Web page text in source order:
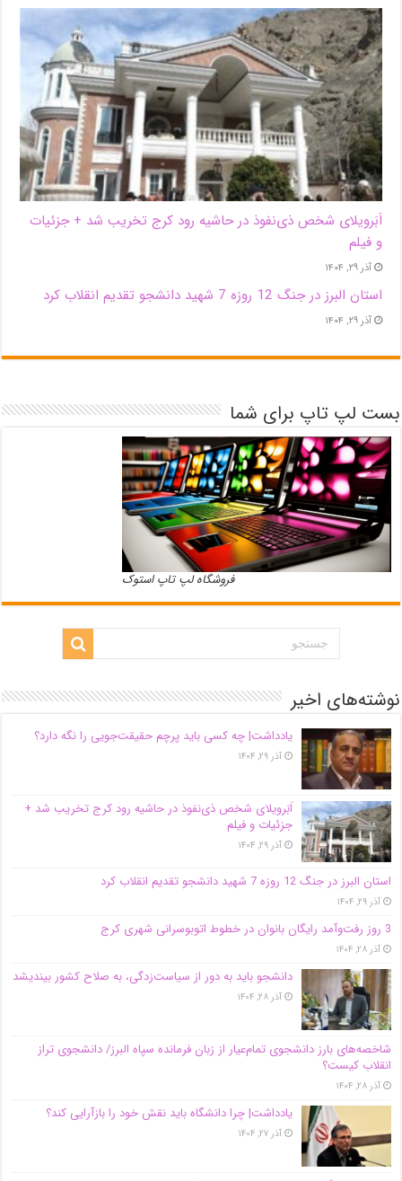
اَبَر‌ویلای شخص ذی‌نفوذ در حاشیه‌ رود کرج تخریب شد + جزئیات
و فیلم
آذر ۲۹, ۱۴۰۴
استان البرز در جنگ 12 روزه 7 شهید دانشجو تقدیم انقلاب کرد
آذر ۲۹, ۱۴۰۴
بست لپ تاپ برای شما
فروشگاه لپ تاپ استوک
نوشته‌های اخیر
یادداشت| ‌چه کسی باید پرچم حقیقت‌جویی را نگه دارد؟
آذر ۲۹, ۱۴۰۴
اَبَر‌ویلای شخص ذی‌نفوذ در حاشیه‌ رود کرج تخریب شد +
جزئیات و فیلم
آذر ۲۹, ۱۴۰۴
استان البرز در جنگ 12 روزه 7 شهید دانشجو تقدیم انقلاب کرد
آذر ۲۹, ۱۴۰۴
3 روز رفت‌وآمد رایگان بانوان در خطوط اتوبوسرانی شهری کرج
آذر ۲۸, ۱۴۰۴
دانشجو باید به دور از سیاست‌زدگی، به صلاح کشور بیندیشد
آذر ۲۸, ۱۴۰۴
شاخصه‌های بارز دانشجوی تمام‌عیار از زبان فرمانده سپاه البرز/ دانشجوی تراز
انقلاب کیست؟
آذر ۲۸, ۱۴۰۴
یادداشت| چرا دانشگاه باید نقش خود را بازآرایی کند؟
آذر ۲۷, ۱۴۰۴